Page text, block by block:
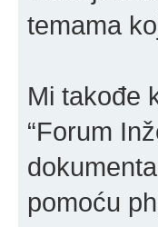
temama
Mi takođe
“Forum
pomoću